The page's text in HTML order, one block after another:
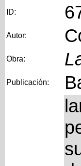
ID:
Autor:
Obra:
Publicación: